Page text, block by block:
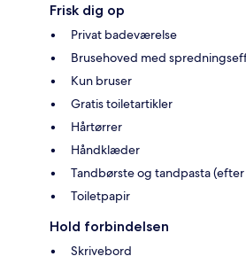
Frisk dig op
Privat badeværelse
Brusehoved med
Kun bruser
Gratis toiletartikler
Hårtørrer
Håndklæder
Tandbørste og tandpasta
Toiletpapir
Hold forbindelsen
Skrivebord